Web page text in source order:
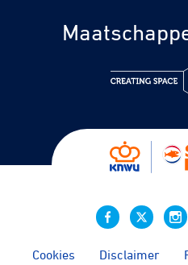
Cookies Disclaimer